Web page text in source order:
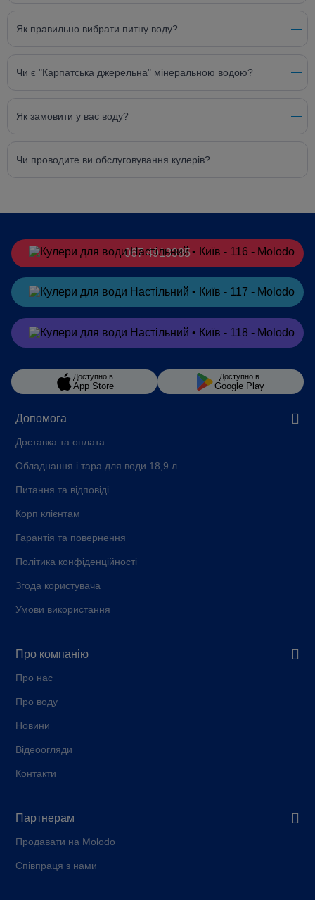
Як правильно вибрати питну воду?
Чи є "Карпатська джерельна" мінеральною водою?
Як замовити у вас воду?
Чи проводите ви обслуговування кулерів?
Допомога
Доставка та оплата
Обладнання і тара для води 18,9 л
Питання та відповіді
Корп клієнтам
Гарантія та повернення
Політика конфіденційності
Згода користувача
Умови використання
Про компанію
Про нас
Про воду
Новини
Відеоогляди
Контакти
Партнерам
Продавати на Molodo
Співпраця з нами
067 4913385
Замовитив Telegram
Замовитив Viber
Доступно в
App Store
Доступно в
Google Play